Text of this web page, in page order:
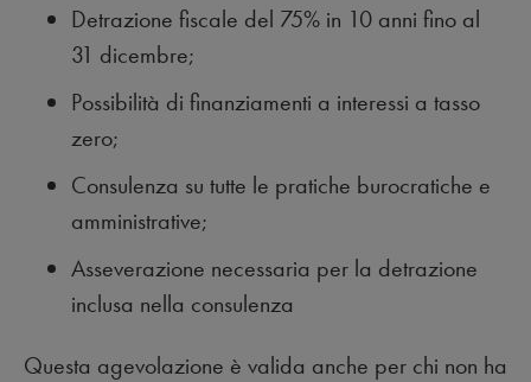
Detrazione fiscale del 75% in 10 anni fino al
31 dicembre;
Possibilità di finanziamenti a interessi a tasso
zero;
Consulenza su tutte le pratiche burocratiche e
amministrative;
Asseverazione necessaria per la detrazione
inclusa nella consulenza
Questa agevolazione è valida anche per chi non ha